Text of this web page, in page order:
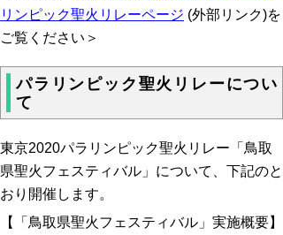
リンピック聖火リレーページ (外部リンク)を
ご覧ください＞
パラリンピック聖火リレーについ
て
東京2020パラリンピック聖火リレー「鳥取
県聖火フェスティバル」について、下記のと
おり開催します。
【「鳥取県聖火フェスティバル」実施概要】